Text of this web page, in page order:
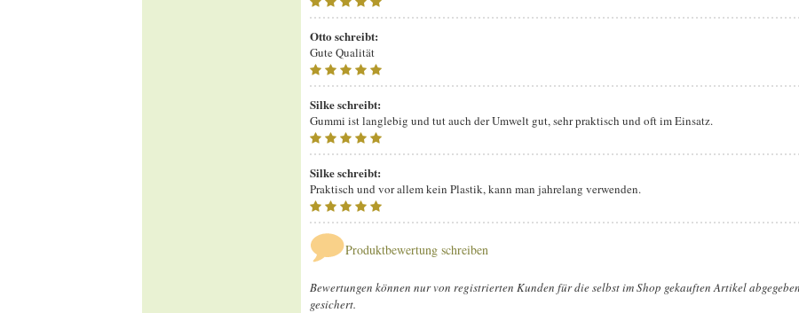
Otto schreibt:
Gute Qualität
Silkeschreibt:
Gummi ist langlebig und tut auch der Umwelt gut, sehr praktisch und oft im Einsatz.
Silkeschreibt:
Praktisch und vor allem kein Plastik, kann man jahrelang verwenden.
Produktbewertung schreiben
Bewertungen können nur von registrierten Kunden für die selbst im Shop gekauften Artikel
gesichert.